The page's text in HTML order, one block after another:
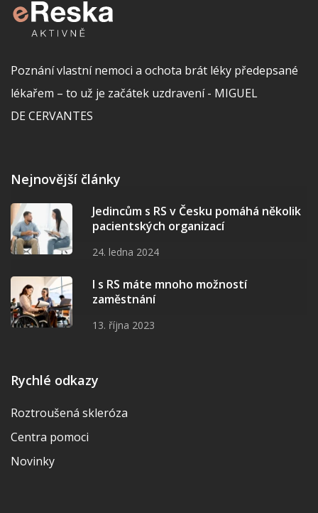
Poznání vlastní nemoci a ochota brát léky předepsané
lékařem – to už je začátek uzdravení - MIGUEL
DE CERVANTES
Nejnovější články
Jedincům s RS v Česku pomáhá několik
pacientských organizací
24. ledna 2024
I s RS máte mnoho možností
zaměstnání
13. října 2023
Rychlé odkazy
Roztroušená skleróza
Centra pomoci
Novinky